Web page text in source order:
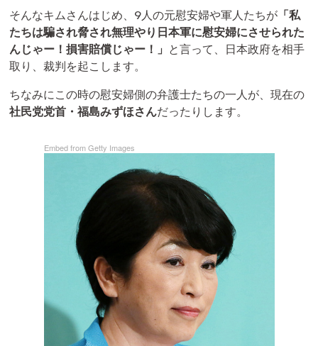
そんなキムさんはじめ、9人の元慰安婦や軍人たちが 「私
たちは騙され脅され無理やり日本軍に慰安婦にさせられた
んじゃー！損害賠償じゃー！」 と言って、日本政府を相手
取り、裁判を起こします。
ちなみにこの時の慰安婦側の弁護士たちの一人が、現在の
社民党党首・福島みずほさんだったりします。
Embed from Getty Images